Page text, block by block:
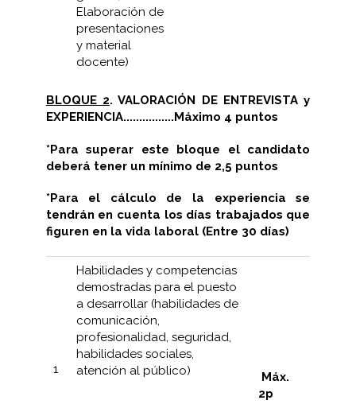
Elaboración de
presentaciones
y material
docente)
BLOQUE 2. VALORACIÓN DE ENTREVISTA y
EXPERIENCIA................Máximo 4 puntos
*Para superar este bloque el candidato
deberá tener un mínimo de 2,5 puntos
*Para el cálculo de la experiencia se
tendrán en cuenta los días trabajados que
figuren en la vida laboral (Entre 30 días)
1
Habilidades y competencias
demostradas para el puesto
a desarrollar (habilidades de
comunicación,
profesionalidad, seguridad,
habilidades sociales,
atención al público)
Máx.
2p